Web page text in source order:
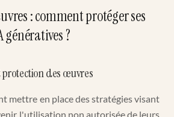
: comment protéger ses
génératives ?
protection des œuvres
mettre en place des stratégies visant
l'utilisation non autorisée de leurs